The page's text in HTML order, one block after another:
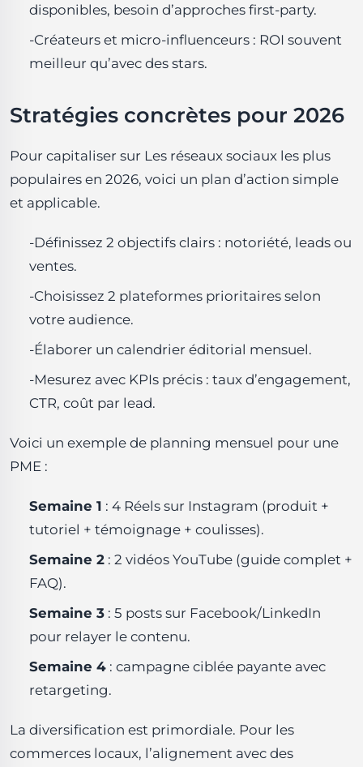
disponibles, besoin d’approches first-party.
-Créateurs et micro-influenceurs : ROI souvent
meilleur qu’avec des stars.
Stratégies concrètes pour 2026
Pour capitaliser sur Les réseaux sociaux les plus
populaires en 2026, voici un plan d’action simple
et applicable.
-Définissez 2 objectifs clairs : notoriété, leads ou
ventes.
-Choisissez 2 plateformes prioritaires selon
votre audience.
-Élaborer un calendrier éditorial mensuel.
-Mesurez avec KPIs précis : taux d’engagement,
CTR, coût par lead.
Voici un exemple de planning mensuel pour une
PME :
Semaine 1 : 4 Réels sur Instagram (produit +
tutoriel + témoignage + coulisses).
Semaine 2 : 2 vidéos YouTube (guide complet +
FAQ).
Semaine 3 : 5 posts sur Facebook/LinkedIn
pour relayer le contenu.
Semaine 4 : campagne ciblée payante avec
retargeting.
La diversification est primordiale. Pour les
commerces locaux, l’alignement avec des